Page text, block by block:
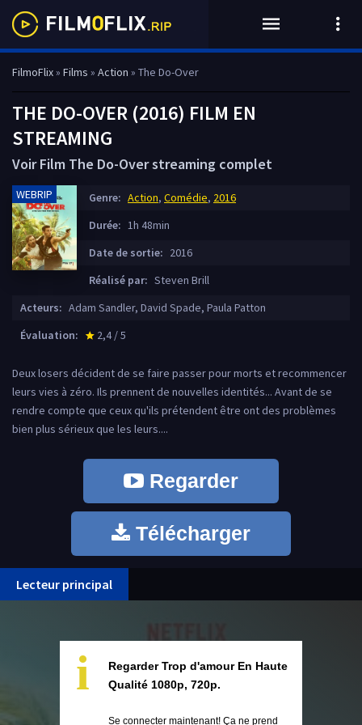
FilmoFlix» Films » Action » The Do-Over
THE DO-OVER (2016) FILM EN
STREAMING
Voir Film The Do-Over streaming complet
WEBRIP Genre: Action, Comédie, 2016
Durée: 1h 48min
Date de sortie: 2016
Réalisé par: Steven Brill
Acteurs: Adam Sandler, David Spade, Paula Patton
Évaluation:
star_rate
2,4 / 5
Deux losers décident de se faire passer pour morts et recommencer
leurs vies à zéro. Ils prennent de nouvelles identités... Avant de se
rendre compte que ceux qu'ils prétendent être ont des problèmes
bien plus sérieux que les leurs....
Regarder
Télécharger
Lecteur principal
i
Regarder Trop d'amour En Haute
Qualité 1080p, 720p.
Se connecter maintenant! Ça ne prend